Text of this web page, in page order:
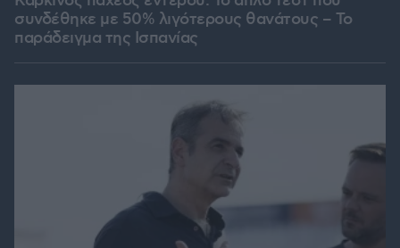
συνδέθηκε με 50% λιγότερους θανάτους – Το
παράδειγμα της Ισπανίας